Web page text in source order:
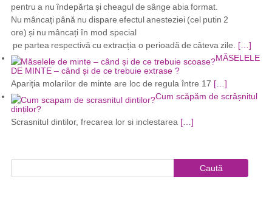
pentru a nu îndepărta și cheagul de sânge abia format.
Nu mâncați până nu dispare efectul anesteziei (cel putin 2
ore) și nu mâncați în mod special
pe partea respectivă cu extracția o perioadă de câteva zile.
[…]
MĂSELELE
DE MINTE – când și de ce trebuie extrase ?
Apariția molarilor de minte are loc de regula între 17 […]
Cum scăpăm de scrâșnitul
dinților?
Scrasnitul dintilor, frecarea lor si inclestarea […]